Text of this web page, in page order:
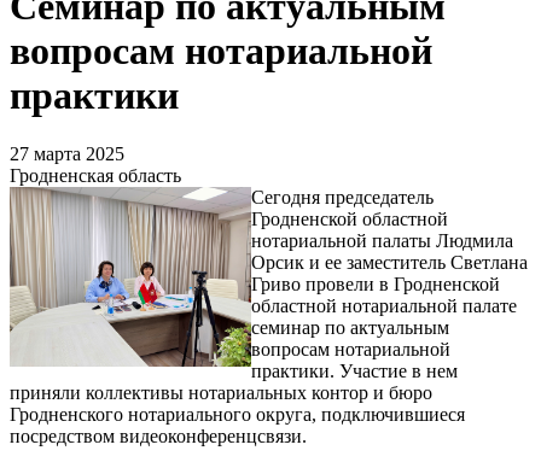
вопросам нотариальной
практики
27 марта 2025
Гродненская область
Сегодня председатель
Гродненской областной
нотариальной палаты Людмила
Орсик и ее заместитель Светлана
Гриво провели в Гродненской
областной нотариальной палате
семинар по актуальным
вопросам нотариальной
практики. Участие в нем
приняли коллективы нотариальных контор и бюро
Гродненского нотариального округа, подключившиеся
посредством видеоконференцсвязи.